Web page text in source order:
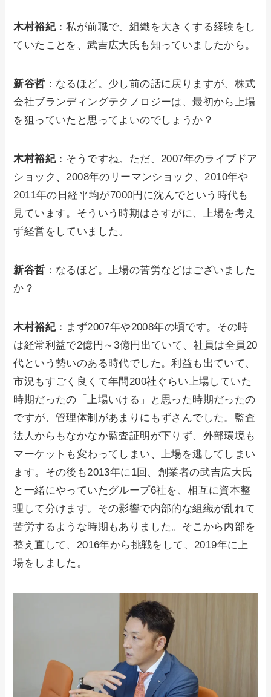
木村裕紀：私が前職で、組織を大きくする経験をし
ていたことを、武吉広大氏も知っていましたから。
新谷哲 ：なるほど。少し前の話に戻りますが、株式
会社ブランディングテクノロジーは、最初から上場
を狙っていたと思ってよいのでしょうか？
木村裕紀：そうですね。ただ、2007年のライブドア
ショック、2008年のリーマンショック、2010年や
2011年の日経平均が7000円に沈んでという時代も
見ています。そういう時期はさすがに、上場を考え
ず経営をしていました。
新谷哲 ：なるほど。上場の苦労などはございました
か？
木村裕紀：まず2007年や2008年の頃です。その時
は経常利益で2億円～3億円出ていて、社員は全員20
代という勢いのある時代でした。利益も出ていて、
市況もすごく良くて年間200社ぐらい上場していた
時期だったの「上場いける」と思った時期だったの
ですが、管理体制があまりにもずさんでした。監査
法人からもなかなか監査証明が下りず、外部環境も
マーケットも変わってしまい、上場を逃してしまい
ます。その後も2013年に1回、創業者の武吉広大氏
と一緒にやっていたグループ6社を、相互に資本整
理して分けます。その影響で内部的な組織が乱れて
苦労するような時期もありました。そこから内部を
整え直して、2016年から挑戦をして、2019年に上
場をしました。